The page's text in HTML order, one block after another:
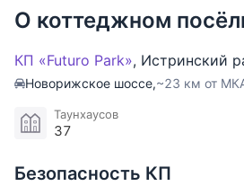
Коммуникации центральные.
Веранда для барбекю и отдыха
плюс эксплуатируемая крыша.
Футуро Парк входит в клубную
поэтому жители могут
инфраструктурой соседних
где есть рестораны,
О коттеджном
КП «Futuro Park», Истринский
Новорижское шоссе,~23 км от
Таунхаусов
37
Безопасность КП